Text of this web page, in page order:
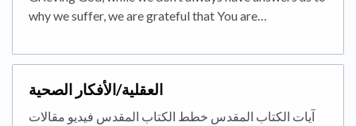
why we suffer, we are grateful that You are…
العقلية/الأفكار الصحية
آيات الكتاب المقدس خطط الكتاب المقدس فيديو مقالات